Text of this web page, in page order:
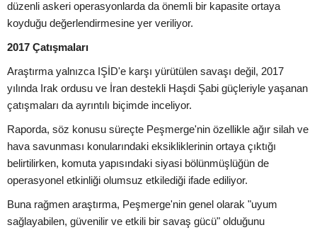
düzenli askeri operasyonlarda da önemli bir kapasite ortaya
koyduğu değerlendirmesine yer veriliyor.
2017 Çatışmaları
Araştırma yalnızca IŞİD'e karşı yürütülen savaşı değil, 2017
yılında Irak ordusu ve İran destekli Haşdi Şabi güçleriyle yaşanan
çatışmaları da ayrıntılı biçimde inceliyor.
Raporda, söz konusu süreçte Peşmerge'nin özellikle ağır silah ve
hava savunması konularındaki eksikliklerinin ortaya çıktığı
belirtilirken, komuta yapısındaki siyasi bölünmüşlüğün de
operasyonel etkinliği olumsuz etkilediği ifade ediliyor.
Buna rağmen araştırma, Peşmerge'nin genel olarak "uyum
sağlayabilen, güvenilir ve etkili bir savaş gücü" olduğunu